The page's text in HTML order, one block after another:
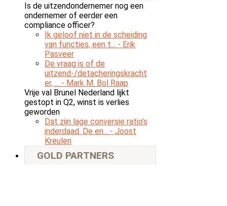
Is de uitzendondernemer nog een
ondernemer of eerder een
compliance officer?
Ik geloof niet in de scheiding
van functies, een t... - Erik
Pasveer
De vraag is of de
uitzend-/detacheringskracht
er, ... - Mark M. Bol Raap
Vrije val Brunel Nederland lijkt
gestopt in Q2, winst is verlies
geworden
Dat zijn lage conversie ratio’s
inderdaad. De en... - Joost
Kreulen
GOLD PARTNERS